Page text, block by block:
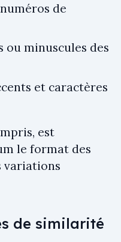
de
ou minuscules des
et caractères
est
le format des
variations
de similarité